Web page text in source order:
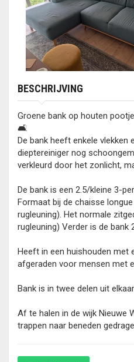
BESCHRIJVING
Groene bank op houten
🛋️
De bank heeft enkele vlekken
dieptereiniger nog
verkleurd door het zonlicht,
De bank is een 2.5/kleine 3-
Formaat bij de chaisse
rugleuning). Het normale
rugleuning) Verder is de bank
Heeft in een huishouden met
afgeraden voor mensen met
Bank is in twee delen uit
Af te halen in de wijk Nieuwe
trappen naar beneden